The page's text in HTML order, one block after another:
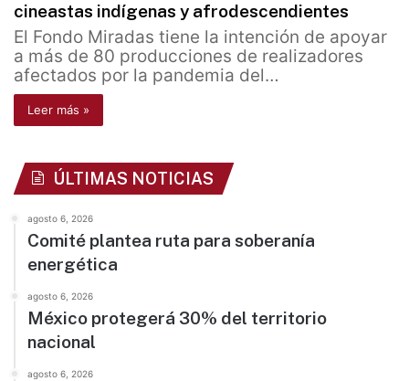
cineastas indígenas y afrodescendientes
El Fondo Miradas tiene la intención de apoyar
a más de 80 producciones de realizadores
afectados por la pandemia del…
Leer más »
ÚLTIMAS NOTICIAS
agosto 6, 2026
Comité plantea ruta para soberanía
energética
agosto 6, 2026
México protegerá 30% del territorio
nacional
agosto 6, 2026